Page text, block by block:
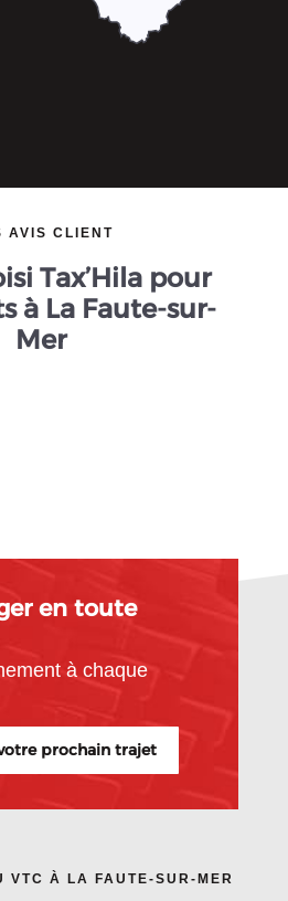
AVIS CLIENT
Tax’Hila pour
à La Faute-sur-
Mer
en toute
à chaque
prochain trajet
VTC À LA FAUTE-SUR-MER